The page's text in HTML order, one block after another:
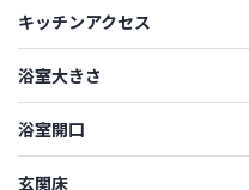
キッチンアクセス
浴室大きさ
浴室開口
玄関床